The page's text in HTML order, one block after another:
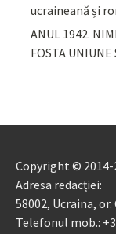
ucraineană și
ANUL 1942.
FOSTA
Copyright ©
Adresa redacției:
58002, Ucraina,
Telefonul mob.: